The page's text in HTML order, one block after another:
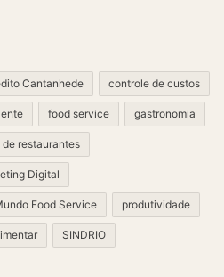
Cantanhede controle de custos
food service gastronomia
de restaurantes
Digital
Food Service produtividade
SINDRIO